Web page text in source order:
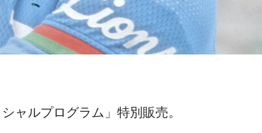
ャルプログラム」特別販売。